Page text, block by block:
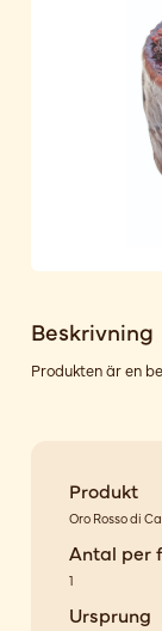
Beskrivning
Produkten är en
Produkt
Oro Rosso di
Antal per
1
Ursprung